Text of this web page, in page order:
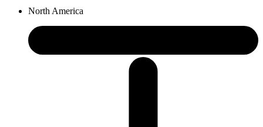
North America